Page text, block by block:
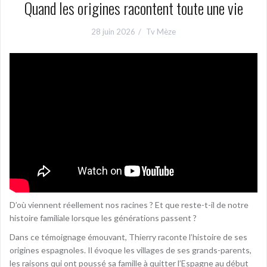
Quand les origines racontent toute une vie
28 juin 2026 Tv Mèze
D’où viennent réellement nos racines ? Et que reste-t-il de notre
histoire familiale lorsque les générations passent ?
Dans ce témoignage émouvant, Thierry raconte l’histoire de ses
origines espagnoles. Il évoque les villages de ses grands-parents,
les raisons qui ont poussé sa famille à quitter l’Espagne au début